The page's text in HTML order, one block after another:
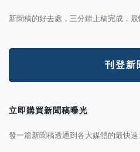
新聞稿的好去處，三分鐘上稿完成，
刊登新
立即購買新聞稿曝光
發一篇新聞稿透通到各大媒體的最快速